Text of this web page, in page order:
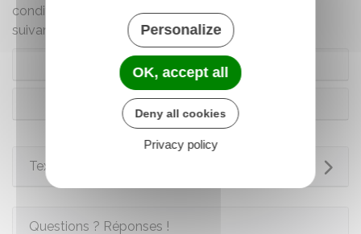
conditions qui varient en fonction des dérogations
suivantes :
Dérogation selon le domaine d'activité
Dérogation selon le type de profession
Textes de référence
Questions ? Réponses !
Personalize
OK, accept all
Deny all cookies
Privacy policy